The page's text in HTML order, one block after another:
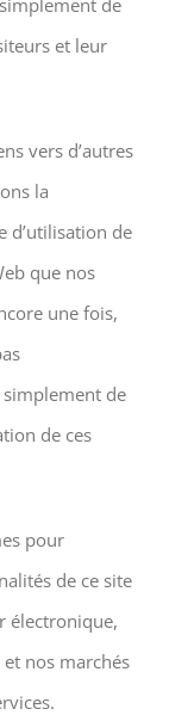
de
et leur
vers d’autres
la
d’utilisation de
que nos
une fois,
de
de ces
pour
de ce site
électronique,
nos marchés